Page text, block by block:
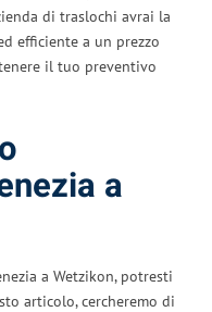
di traslochi avrai la
efficiente a un prezzo
il tuo preventivo
a
a Wetzikon, potresti
articolo, cercheremo di